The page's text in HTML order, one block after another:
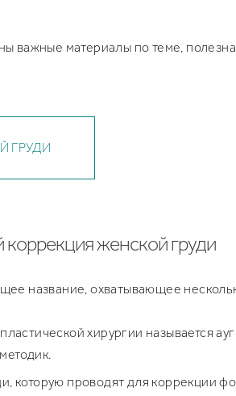
важные материалы по теме,
ГРУДИ
женской груди
название, охватывающее
хирургии
которую проводят для коррекции